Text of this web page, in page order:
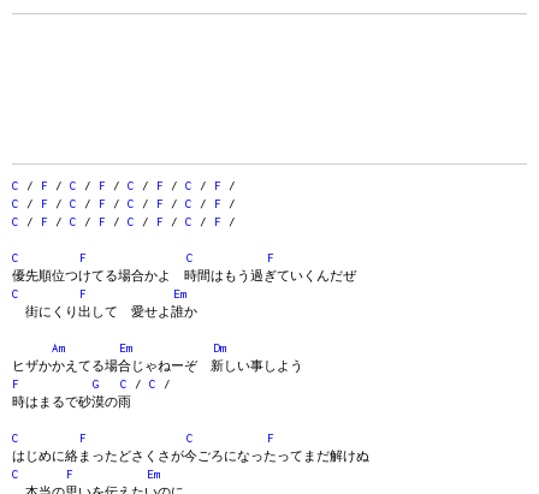
C / F / C / F / C / F / C / F /
C / F / C / F / C / F / C / F /
C / F / C / F / C / F / C / F /
C F C
F
優先順位つけてる場合かよ 時間はもう過ぎていくんだぜ
C
F
Em
街にくり出して 愛せよ誰か
Am Em
Dm
ヒザかかえてる場合じゃねーぞ 新しい事しよう
F
G C / C /
時はまるで砂漠の雨
C F C
F
はじめに絡まったどさくさが今ごろになったってまだ解けぬ
C
F
Em